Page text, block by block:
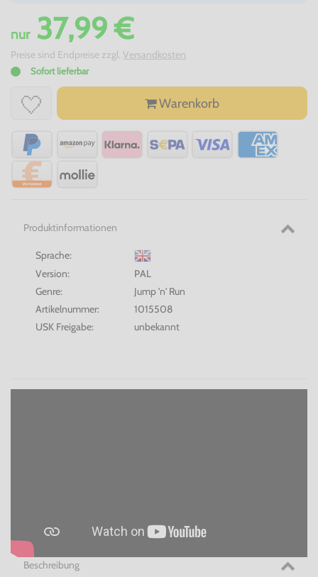
nur37,99 €
Preise sind Endpreise zzgl. Versandkosten
Sofort lieferbar
Warenkorb
Produktinformationen
Sprache:
Version:
PAL
Genre:
Jump 'n' Run
Artikelnummer:
1015508
USK Freigabe:
unbekannt
Beschreibung